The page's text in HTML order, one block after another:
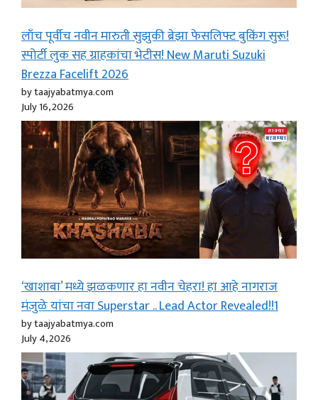
लाँच पूर्वीच नवीन मारुती सुझुकी ब्रेझा फेसलिफ्ट बुकिंग सुरू!
स्पोर्टी लुक सह ग्राहकांचा भेटीस! New Maruti Suzuki
Brezza Facelift 2026
by taajyabatmya.com
July 16, 2026
‘खाशाबा’ मध्ये झळकणार हा नवीन चेहरा! हा आहे नागराज
मंजुळे यांचा नवा Superstar .. Lead Actor Revealed!!1
by taajyabatmya.com
July 4, 2026